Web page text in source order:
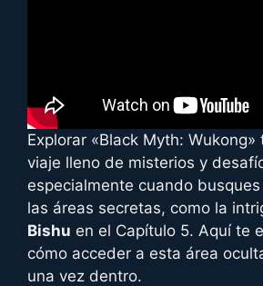
Explorar «Black Myth:
viaje lleno de misterios y
especialmente cuando
las áreas secretas, como la
Bishu en el Capítulo 5. Aquí te
cómo acceder a esta área
una vez dentro.